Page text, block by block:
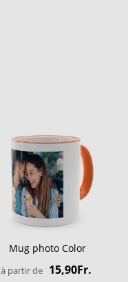
Mug photo Color
à partir de 15,90Fr.